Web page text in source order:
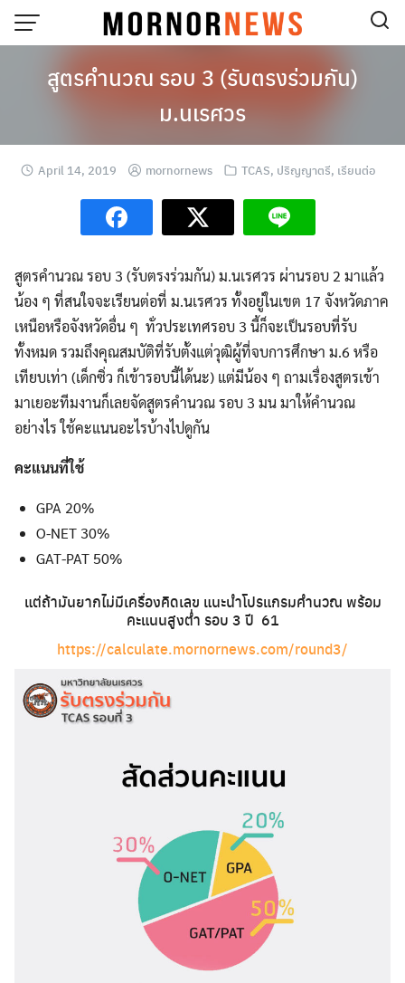
Skip
สูตรคำนวณ รอบ 3 (รับตรงร่วมกัน)
ม.นเรศวร
April 14, 2019 mornornews TCAS, ปริญญาตรี, เรียนต่อ
สูตรคำนวณ รอบ 3 (รับตรงร่วมกัน) ม.นเรศวร ผ่านรอบ 2 มาแล้ว
น้อง ๆ ที่สนใจจะเรียนต่อที่ ม.นเรศวร ทั้งอยู่ในเขต 17 จังหวัดภาค
เหนือหรือจังหวัดอื่น ๆ ทั่วประเทศรอบ 3 นี้ก็จะเป็นรอบที่รับ
ทั้งหมด รวมถึงคุณสมบัติที่รับตั้งแต่วุฒิผู้ที่จบการศึกษา ม.6 หรือ
เทียบเท่า (เด็กซิ่ว ก็เข้ารอบนี้ได้นะ) แต่มีน้อง ๆ ถามเรื่องสูตรเข้า
มาเยอะทีมงานก็เลยจัดสูตรคำนวณ รอบ 3 มน มาให้คำนวณ
อย่างไร ใช้คะแนนอะไรบ้างไปดูกัน
คะแนนที่ใช้
GPA 20%
O-NET 30%
GAT-PAT 50%
แต่ถ้ามันยากไม่มีเครื่องคิดเลข แนะนำโปรแกรมคำนวณ พร้อม
คะแนนสูงต่ำ รอบ 3 ปี 61
https://calculate.mornornews.com/round3/